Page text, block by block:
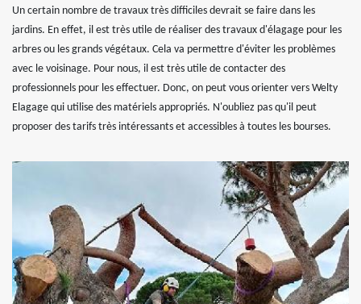
Un certain nombre de travaux très difficiles devrait se faire dans les
jardins. En effet, il est très utile de réaliser des travaux d'élagage pour les
arbres ou les grands végétaux. Cela va permettre d'éviter les problèmes
avec le voisinage. Pour nous, il est très utile de contacter des
professionnels pour les effectuer. Donc, on peut vous orienter vers Welty
Elagage qui utilise des matériels appropriés. N'oubliez pas qu'il peut
proposer des tarifs très intéressants et accessibles à toutes les bourses.